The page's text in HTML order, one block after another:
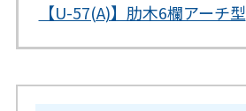
【U-57(A)】肋木6欄アーチ型